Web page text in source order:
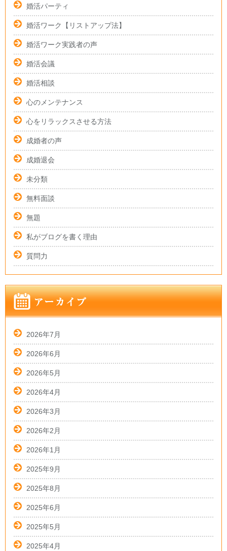
婚活パーティ
婚活ワーク【リストアップ法】
婚活ワーク実践者の声
婚活会議
婚活相談
心のメンテナンス
心をリラックスさせる方法
成婚者の声
成婚退会
未分類
無料面談
無題
私がブログを書く理由
質問力
2026年7月
2026年6月
2026年5月
2026年4月
2026年3月
2026年2月
2026年1月
2025年9月
2025年8月
2025年6月
2025年5月
2025年4月